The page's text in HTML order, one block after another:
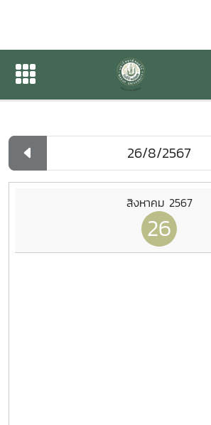
ปฏิทินกิจกรรมของหน่
ปฏิทินกิจกรรมของหน่วยงาน
สิงหาคม 2567
26